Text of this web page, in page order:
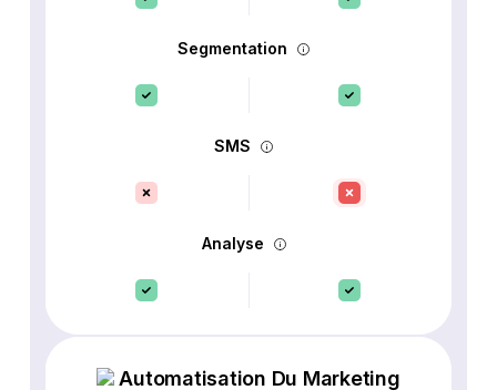
Segmentation
SMS
Analyse
Automatisation Du Marketing